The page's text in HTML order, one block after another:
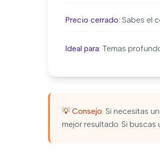
Precio cerrado: Sabes el
Ideal para: Temas
💡 Consejo: Si necesitas
mejor resultado. Si